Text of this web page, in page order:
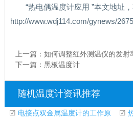
“热电偶温度计应用 ”本文地址
http://www.wdj114.com/gynews/
上一篇： 如何调整红外测温仪的发射
下一篇： 黑板温度计
随机温度计资讯推荐
☑ 电接点双金属温度计的工作原
☑